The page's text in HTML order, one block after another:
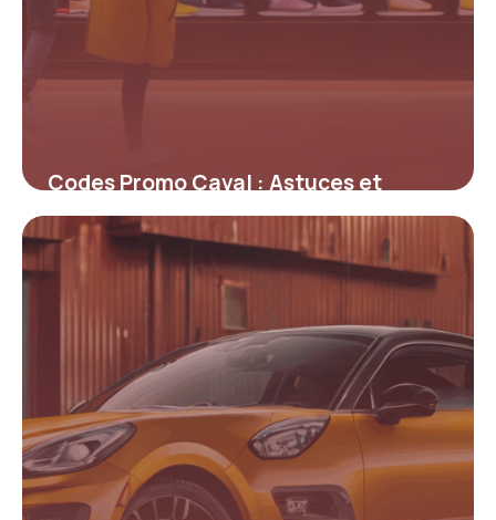
Codes Promo Caval : Astuces et
Offres Immanquables pour des
Sneakers Uniques